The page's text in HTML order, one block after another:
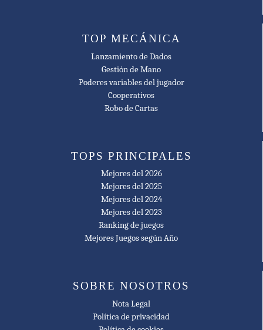
TOP MECÁNICA
Lanzamiento de Dados
Gestión de Mano
Poderes variables del jugador
Cooperativos
Robo de Cartas
TOPS PRINCIPALES
Mejores del 2026
Mejores del 2025
Mejores del 2024
Mejores del 2023
Ranking de juegos
Mejores Juegos según Año
SOBRE NOSOTROS
Nota Legal
Política de privacidad